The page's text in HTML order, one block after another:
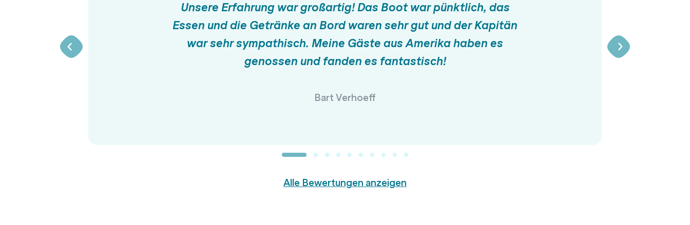
Unsere Erfahrung war großartig! Das Boot war pünktlich, das
Essen und die Getränke an Bord waren sehr gut und der Kapitän
war sehr sympathisch. Meine Gäste aus Amerika haben es
genossen und fanden es fantastisch!
Bart Verhoeff
Alle Bewertungen anzeigen